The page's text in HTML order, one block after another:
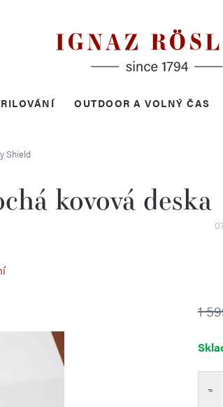
OUTDOOR A VOLNÝ ČAS
Shield
kovová deska
1
cena:
−